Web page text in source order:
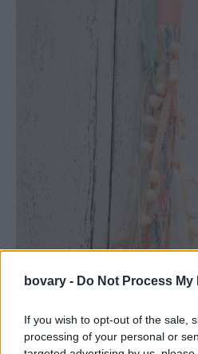
bovary - Do Not Process
If you wish to opt-out of the sale,
processing of your personal or